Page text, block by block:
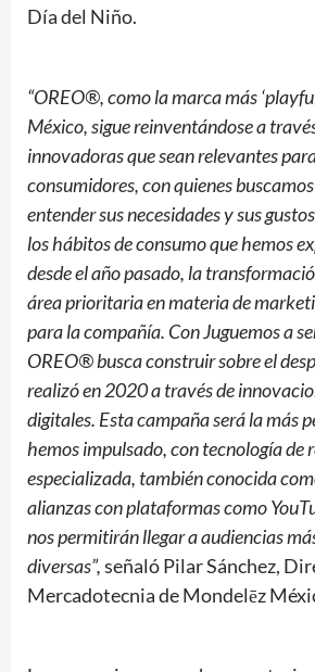
Día del Niño.
“OREO®, como la marca más
México, sigue reinventándose a
innovadoras que sean relevantes
consumidores, con quienes
entender sus necesidades y sus
los hábitos de consumo que hemos
desde el año pasado, la
área prioritaria en materia de
para la compañía. Con Juguemos a
OREO® busca construir sobre el
realizó en 2020 a través de
digitales. Esta campaña será la más
hemos impulsado, con tecnología de
especializada, también conocida
alianzas con plataformas como
nos permitirán llegar a audiencias
diversas”,señaló Pilar Sánchez,
Mercadotecnia de Mondelēz